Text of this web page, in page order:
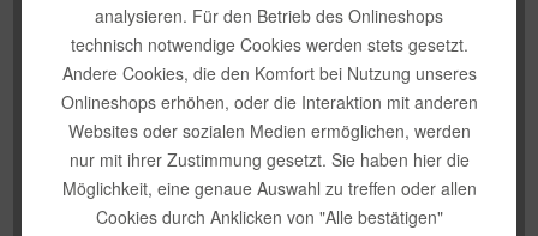
analysieren. Für den Betrieb des Onlineshops
technisch notwendige Cookies werden stets gesetzt.
Andere Cookies, die den Komfort bei Nutzung unseres
Onlineshops erhöhen, oder die Interaktion mit anderen
Websites oder sozialen Medien ermöglichen, werden
nur mit ihrer Zustimmung gesetzt. Sie haben hier die
Möglichkeit, eine genaue Auswahl zu treffen oder allen
Cookies durch Anklicken von "Alle bestätigen"